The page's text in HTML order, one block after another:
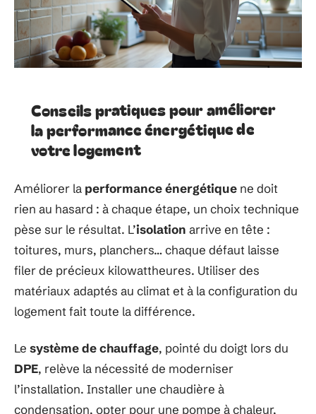
Conseils pratiques pour améliorer
la performance énergétique de
votre logement
Améliorer la performance énergétique ne doit
rien au hasard : à chaque étape, un choix technique
pèse sur le résultat. L’isolation arrive en tête :
toitures, murs, planchers… chaque défaut laisse
filer de précieux kilowattheures. Utiliser des
matériaux adaptés au climat et à la configuration du
logement fait toute la différence.
Le système de chauffage, pointé du doigt lors du
DPE, relève la nécessité de moderniser
l’installation. Installer une chaudière à
condensation, opter pour une pompe à chaleur,